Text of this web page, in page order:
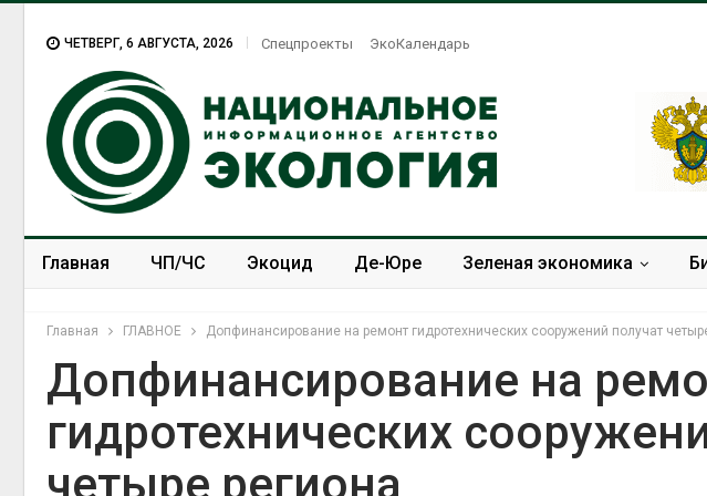
ЧЕТВЕРГ, 6 АВГУСТА, 2026 Спецпроекты ЭкоКалендарь
Главная ЧП/ЧС Экоцид Де-Юре Зеленая экономика
Главная ГЛАВНОЕ Допфинансирование на ремонт гидротехнических сооружений получат
Допфинансирование на
гидротехнических
четыре региона
В Домодедове
ликвидируют